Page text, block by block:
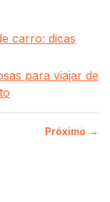
carro: dicas
para viajar de
Próximo →